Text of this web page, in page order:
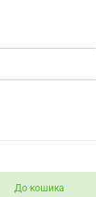
До кошика